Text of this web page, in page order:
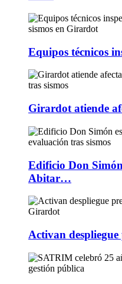
Equipos técnicos
Girardot atiende
Edificio Don
Abitar…
Activan